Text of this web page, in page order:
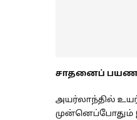
சாதனைப்
அயர்லாந்தில்
முன்னெப்போதும்